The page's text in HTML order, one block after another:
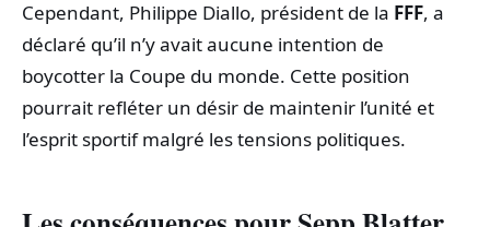
Cependant, Philippe Diallo, président de la FFF, a
déclaré qu’il n’y avait aucune intention de
boycotter la Coupe du monde. Cette position
pourrait refléter un désir de maintenir l’unité et
l’esprit sportif malgré les tensions politiques.